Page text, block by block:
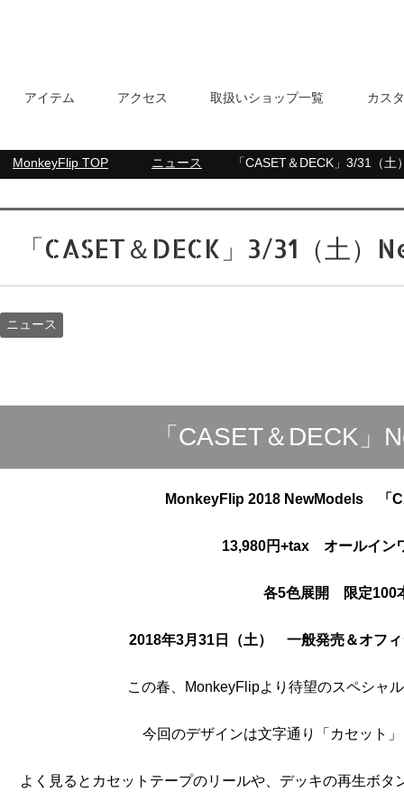
アイテム アクセス 取扱いショップ一覧 カス
MonkeyFlip TOP ニュース 「CASET＆DECK」3/31（
「CASET＆DECK」3/31（土
ニュース
「CASET＆DECK」
MonkeyFlip 2018 NewModels 「
13,980円+tax オールイン
各5色展開 限定100
2018年3月31日（土） 一般発売＆オフ
この春、MonkeyFlipより待望のスペシャ
今回のデザインは文字通り「カセット
よく見るとカセットテープのリールや、デッキの再生ボ